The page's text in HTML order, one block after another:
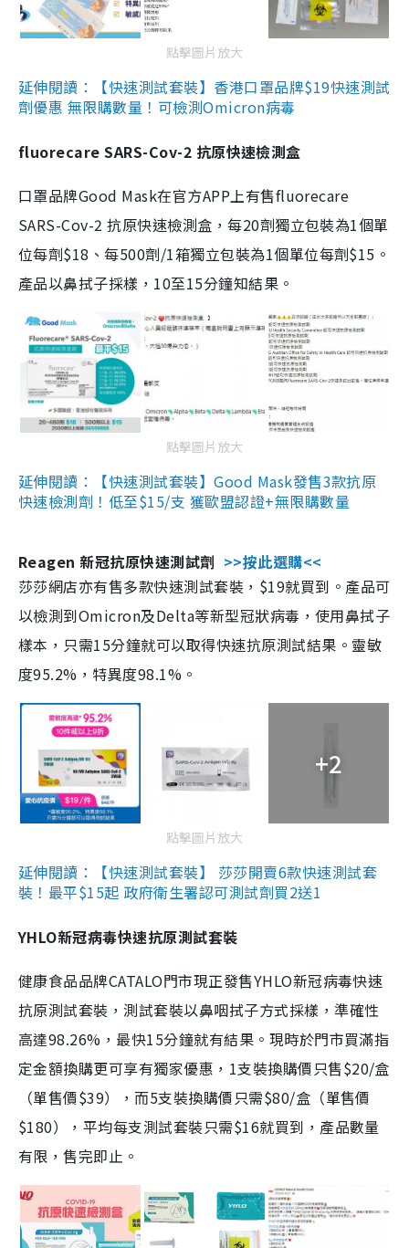
點擊圖片放大
延伸閱讀：【快速測試套裝】香港口罩品牌$19快速測試
劑優惠 無限購數量！可檢測Omicron病毒
fluorecare SARS-Cov-2 抗原快速檢測盒
口罩品牌Good Mask在官方APP上有售fluorecare
SARS-Cov-2 抗原快速檢測盒，每20劑獨立包裝為1個單
位每劑$18、每500劑/1箱獨立包裝為1個單位每劑$15。
產品以鼻拭子採樣，10至15分鐘知結果。
點擊圖片放大
延伸閱讀：【快速測試套裝】Good Mask發售3款抗原
快速檢測劑！低至$15/支 獲歐盟認證+無限購數量
Reagen 新冠抗原快速測試劑 >>按此選購<<
莎莎網店亦有售多款快速測試套裝，$19就買到。產品可
以檢測到Omicron及Delta等新型冠狀病毒，使用鼻拭子
樣本，只需15分鐘就可以取得快速抗原測試結果。靈敏
度95.2%，特異度98.1%。
+2
點擊圖片放大
延伸閱讀：【快速測試套裝】 莎莎開賣6款快速測試套
裝！最平$15起 政府衛生署認可測試劑買2送1
YHLO新冠病毒快速抗原測試套裝
健康食品品牌CATALO門市現正發售YHLO新冠病毒快速
抗原測試套裝，測試套裝以鼻咽拭子方式採樣，準確性
高達98.26%，最快15分鐘就有結果。現時於門市買滿指
定金額換購更可享有獨家優惠，1支裝換購價只售$20/盒
（單售價$39），而5支裝換購價只需$80/盒（單售價
$180），平均每支測試套裝只需$16就買到，產品數量
有限，售完即止。